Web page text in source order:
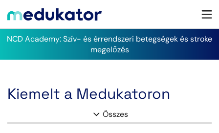
NCD Academy: Szív- és érrendszeri betegségek és stroke
megelőzés
Kiemelt a Medukatoron
Összes
bőrgyógyászat